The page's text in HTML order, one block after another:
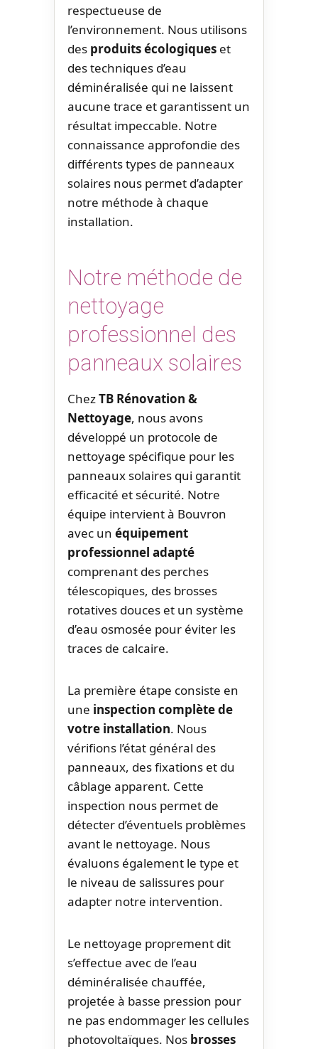
respectueuse de
l’environnement. Nous utilisons
des produits écologiques et
des techniques d’eau
déminéralisée qui ne laissent
aucune trace et garantissent un
résultat impeccable. Notre
connaissance approfondie des
différents types de panneaux
solaires nous permet d’adapter
notre méthode à chaque
installation.
Notre méthode de
nettoyage
professionnel des
panneaux solaires
ChezTB Rénovation &
Nettoyage, nous avons
développé un protocole de
nettoyage spécifique pour les
panneaux solaires qui garantit
efficacité et sécurité. Notre
équipe intervient à Bouvron
avec un équipement
professionnel adapté
comprenant des perches
télescopiques, des brosses
rotatives douces et un système
d’eau osmosée pour éviter les
traces de calcaire.
La première étape consiste en
une inspection complète de
votre installation. Nous
vérifions l’état général des
panneaux, des fixations et du
câblage apparent. Cette
inspection nous permet de
détecter d’éventuels problèmes
avant le nettoyage. Nous
évaluons également le type et
le niveau de salissures pour
adapter notre intervention.
Le nettoyage proprement dit
s’effectue avec de l’eau
déminéralisée chauffée,
projetée à basse pression pour
ne pas endommager les cellules
photovoltaïques. Nos brosses